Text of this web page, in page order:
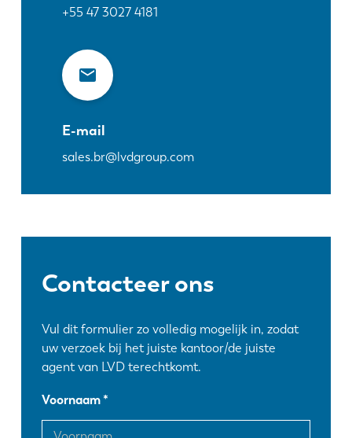
+55 47 3027 4181
E-mail
sales.br@lvdgroup.com
Contacteer ons
Vul dit formulier zo volledig mogelijk in, zodat
uw verzoek bij het juiste kantoor/de juiste
agent van LVD terechtkomt.
Voornaam